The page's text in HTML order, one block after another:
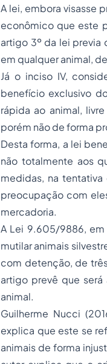
A lei, embora visasse
econômico que este
artigo 3º da lei previa
em qualquer animal,
Já o inciso IV,
benefício exclusivo
rápida ao animal,
porém não de forma
Desta forma, a lei
não totalmente aos
medidas, na
preocupação com
mercadoria.
A Lei 9.605/9886, em
mutilar animais
com detenção, de
artigo prevê que
animal.
Guilherme Nucci
explica que este se
animais de forma